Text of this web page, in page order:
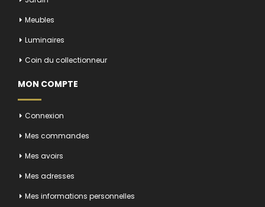
Meubles
Luminaires
Coin du collectionneur
MON COMPTE
Connexion
Mes commandes
Mes avoirs
Mes adresses
Mes informations personnelles